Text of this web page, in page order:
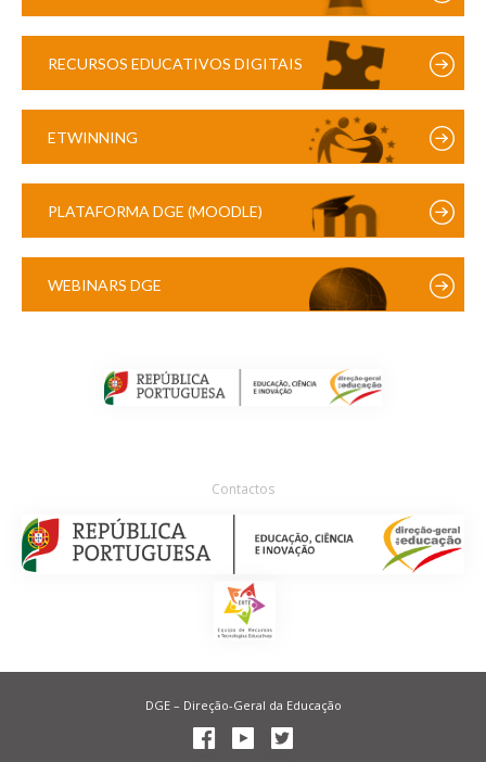
RECURSOS EDUCATIVOS DIGITAIS
ETWINNING
PLATAFORMA DGE (MOODLE)
WEBINARS DGE
Contactos
DGE – Direção-Geral da Educação